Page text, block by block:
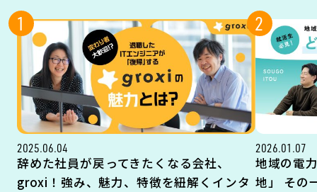
1
2025.06.04
辞めた社員が戻ってきたくなる会社、
groxi！強み、魅力、特徴を紐解くインタ
2
2026.01.07
地域の電
地」 その